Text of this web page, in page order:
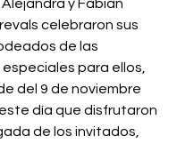
y Fabián
celebraron sus
de las
para ellos,
del 9 de noviembre
día que disfrutaron
de los invitados,